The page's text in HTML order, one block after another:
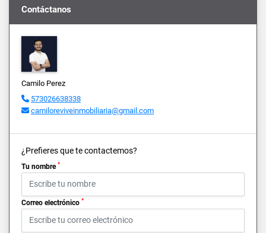
Contáctanos
Camilo Perez
573026638338
camiloreviveinmobiliaria@gmail.com
¿Prefieres que te contactemos?
Tu nombre *
Correo electrónico *